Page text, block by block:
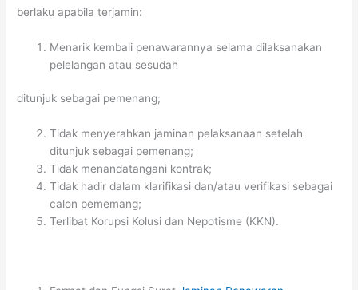
berlaku apabila terjamin:
Menarik kembali penawarannya selama dilaksanakan
pelelangan atau sesudah
ditunjuk sebagai pemenang;
Tidak menyerahkan jaminan pelaksanaan setelah
ditunjuk sebagai pemenang;
Tidak menandatangani kontrak;
Tidak hadir dalam klarifikasi dan/atau verifikasi sebagai
calon pememang;
Terlibat Korupsi Kolusi dan Nepotisme (KKN).